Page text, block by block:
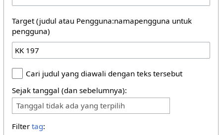
Target (judul atau Pengguna:namapengguna untuk
pengguna)
Cari judul yang diawali dengan teks tersebut
Sejak tanggal (dan sebelumnya):
Tanggal tidak ada yang terpilih
Filter tag: